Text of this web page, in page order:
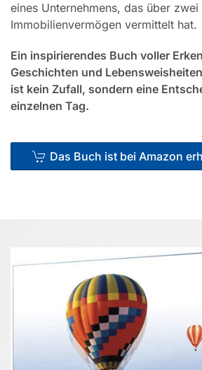
eines Unternehmens, das über
Immobilienvermögen vermittelt hat.
Ein inspirierendes Buch voller
Geschichten und
ist kein Zufall, sondern eine
einzelnen Tag.
Das Buch ist bei Amazon